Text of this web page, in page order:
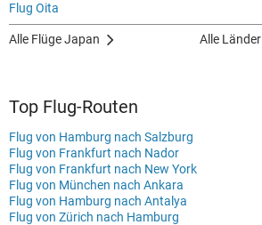
Flug Oita
Alle Flüge Japan Alle Länder
Top Flug-Routen
Flug von Hamburg nach Salzburg
Flug von Frankfurt nach Nador
Flug von Frankfurt nach New York
Flug von München nach Ankara
Flug von Hamburg nach Antalya
Flug von Zürich nach Hamburg